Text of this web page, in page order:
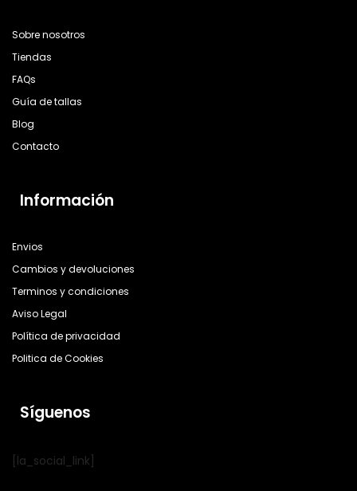
Sobre nosotros
Tiendas
FAQs
Guía de tallas
Blog
Contacto
Información
Envios
Cambios y devoluciones
Terminos y condiciones
Aviso Legal
Política de privacidad
Politica de Cookies
Síguenos
[la_social_link]